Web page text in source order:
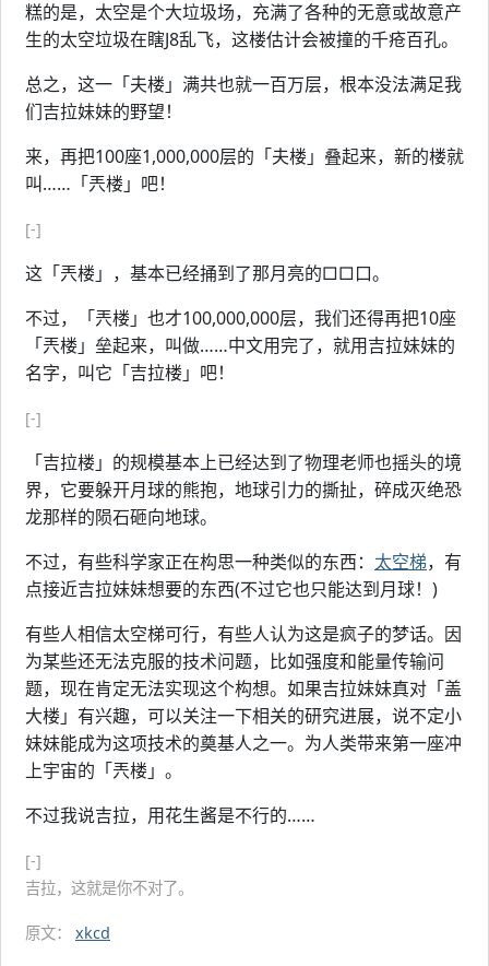
糕的是，太空是个大垃圾场，充满了各种的无意或故意产
生的太空垃圾在瞎J8乱飞，这楼估计会被撞的千疮百孔。
总之，这一「夫楼」满共也就一百万层，根本没法满足我
们吉拉妹妹的野望！
来，再把100座1,000,000层的「夫楼」叠起来，新的楼就
叫……「兲楼」吧！
[-]
这「兲楼」，基本已经捅到了那月亮的□□口。
不过，「兲楼」也才100,000,000层，我们还得再把10座
「兲楼」垒起来，叫做……中文用完了，就用吉拉妹妹的
名字，叫它「吉拉楼」吧！
[-]
「吉拉楼」的规模基本上已经达到了物理老师也摇头的境
界，它要躲开月球的熊抱，地球引力的撕扯，碎成灭绝恐
龙那样的陨石砸向地球。
不过，有些科学家正在构思一种类似的东西： 太空梯，有
点接近吉拉妹妹想要的东西(不过它也只能达到月球！)
有些人相信太空梯可行，有些人认为这是疯子的梦话。因
为某些还无法克服的技术问题，比如强度和能量传输问
题，现在肯定无法实现这个构想。如果吉拉妹妹真对「盖
大楼」有兴趣，可以关注一下相关的研究进展，说不定小
妹妹能成为这项技术的奠基人之一。为人类带来第一座冲
上宇宙的「兲楼」。
不过我说吉拉，用花生酱是不行的……
[-]
吉拉，这就是你不对了。
原文： xkcd